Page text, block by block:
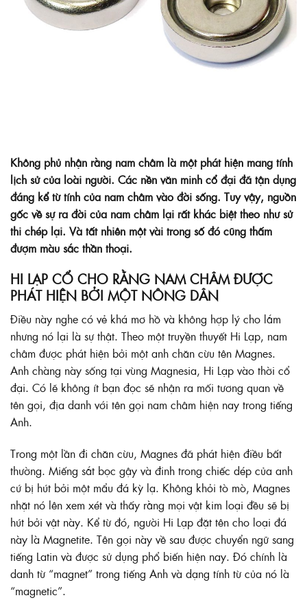
Không phủ nhận rằng nam châm là một phát hiện mang tính
lịch sử của loài người. Các nền văn minh cổ đại đã tận dụng
đáng kể từ tính của nam châm vào đời sống. Tuy vậy, nguồn
gốc về sự ra đời của nam châm lại rất khác biệt theo như sử
thi chép lại. Và tất nhiên một vài trong số đó cũng thấm
đượm màu sắc thần thoại.
HI LẠP CỔ CHO RẰNG NAM CHÂM ĐƯỢC
PHÁT HIỆN BỞI MỘT NÔNG DÂN
Điều này nghe có vẻ khá mơ hồ và không hợp lý cho lắm
nhưng nó lại là sự thật. Theo một truyền thuyết Hi Lạp, nam
châm được phát hiện bởi một anh chăn cừu tên Magnes.
Anh chàng này sống tại vùng Magnesia, Hi Lạp vào thời cổ
đại. Có lẽ không ít bạn đọc sẽ nhận ra mối tương quan về
tên gọi, địa danh với tên gọi nam châm hiện nay trong tiếng
Anh.
Trong một lần đi chăn cừu, Magnes đã phát hiện điều bất
thường. Miếng sắt bọc gậy và đinh trong chiếc dép của anh
cứ bị hút bởi một mẩu đá kỳ lạ. Không khỏi tò mò, Magnes
nhặt nó lên xem xét và thấy rằng mọi vật kim loại đều sẽ bị
hút bởi vật này. Kể từ đó, người Hi Lạp đặt tên cho loại đá
này là Magnetite. Tên gọi này về sau được chuyển ngữ sang
tiếng Latin và được sử dụng phổ biến hiện nay. Đó chính là
danh từ “magnet” trong tiếng Anh và dạng tính từ của nó là
“magnetic”.